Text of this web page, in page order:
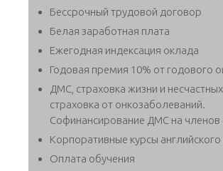
Бессрочный трудовой договор
Белая заработная плата
Ежегодная индексация оклада
Годовая премия 10% от годового
ДМС, страховка жизни и несчастных
страховка от онкозаболеваний.
Софинансирование ДМС на членов
Корпоративные курсы английского
Оплата обучения